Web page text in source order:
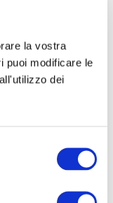
la vostra
puoi modificare le
dei
vera e propria
prima volta le
con
con case